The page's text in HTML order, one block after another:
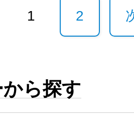
1 2
ら探す